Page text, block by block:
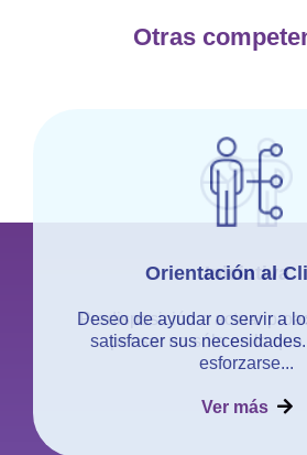
Otras
Orientación al
Deseo de ayudar o servir a
satisfacer sus
esforzarse...
Ver más